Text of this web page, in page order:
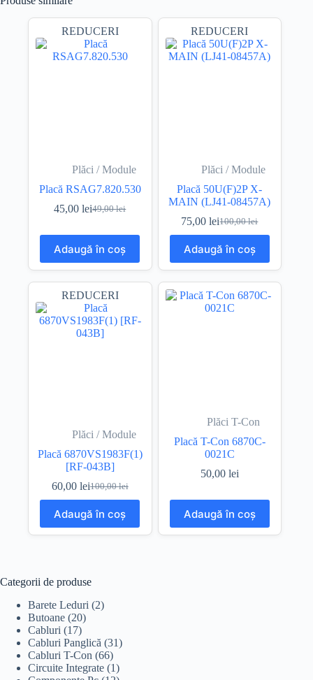
REDUCERI
Plăci / Module
Placă RSAG7.820.530
49,00lei
Prețul
fost:
49,00 lei.
45,00leiPrețul
45,00 lei.
Adaugă în coș
REDUCERI
Plăci / Module
Placă 50U(F)2P X-
MAIN (LJ41-08457A)
100,00lei
Prețul
a
fost:
75,00leiPrețul
este:
75,00 lei.
Adaugă în coș
REDUCERI
Plăci / Module
Placă 6870VS1983F(1)
[RF-043B]
100,00lei
Prețul
a
fost:
60,00 leiPrețul
este:
60,00 lei.
Adaugă în coș
Plăci T-Con
Placă T-Con 6870C-
0021C
50,00 lei
Adaugă în coș
Categorii de produse
Barete Leduri (2)
Butoane (20)
Cabluri (17)
Cabluri Panglică (31)
Cabluri T-Con (66)
Circuite Integrate (1)